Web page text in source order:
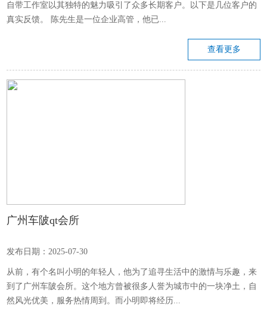
自带工作室以其独特的魅力吸引了众多长期客户。以下是几位客户的
真实反馈。 陈先生是一位企业高管，他已...
查看更多
广州车陂qt会所
发布日期：2025-07-30
从前，有个名叫小明的年轻人，他为了追寻生活中的激情与乐趣，来
到了广州车陂会所。这个地方曾被很多人誉为城市中的一块净土，自
然风光优美，服务热情周到。而小明即将经历...